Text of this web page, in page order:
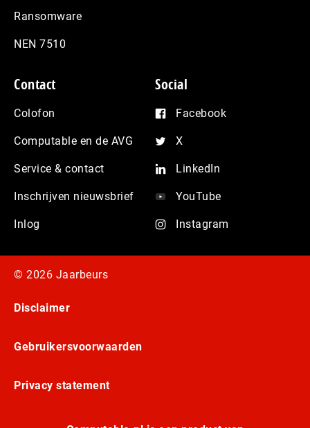
Ransomware
NEN 7510
Contact
Colofon
Computable en de AVG
Service & contact
Inschrijven nieuwsbrief
Inlog
Social
Facebook
X
LinkedIn
YouTube
Instagram
© 2026 Jaarbeurs
Disclaimer
Gebruikersvoorwaarden
Privacy statement